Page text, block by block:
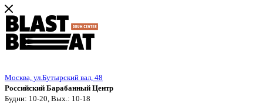
Москва, ул.Бутырский вал, 48
Российский Барабанный Центр
Будни: 10-20, Вых.: 10-18